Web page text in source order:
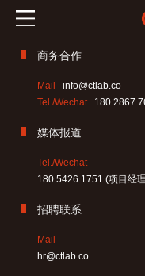
媒体报道
Tel./Wechat
180 5426 1751 (项目经理
商务合作
Mail
info@ctlab.co
Tel./Wechat
180 2867
招聘联系
Mail
hr@ctlab.co